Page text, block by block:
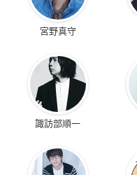
宮野真守
諏訪部順一